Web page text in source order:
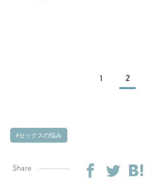
1 2
セックスの悩み
Share